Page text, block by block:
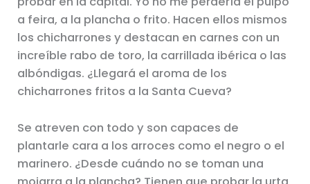
a feira, a la plancha o frito. Hacen ellos mismos
los chicharrones y destacan en carnes con un
increíble rabo de toro, la carrillada ibérica o las
albóndigas. ¿Llegará el aroma de los
chicharrones fritos a la Santa Cueva?
Se atreven con todo y son capaces de
plantarle cara a los arroces como el negro o el
marinero. ¿Desde cuándo no se toman una